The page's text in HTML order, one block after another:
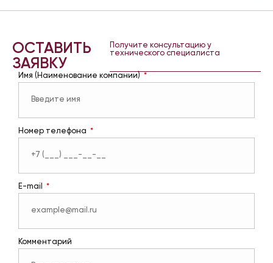
ОСТАВИТЬ
ЗАЯВКУ
Получите консультацию у
технического специалиста
Имя (Наименование компании)
Номер телефона
E-mail
Комментарий